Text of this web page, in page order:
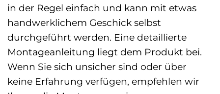
in der Regel einfach und kann mit etwas
handwerklichem Geschick selbst
durchgeführt werden. Eine detaillierte
Montageanleitung liegt dem Produkt bei.
Wenn Sie sich unsicher sind oder über
keine Erfahrung verfügen, empfehlen wir